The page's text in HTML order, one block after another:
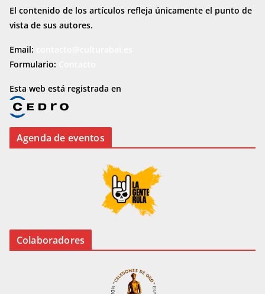
El contenido de los artículos refleja únicamente el punto de
vista de sus autores.
Email:
Formulario:
Esta web está registrada en
Agenda de eventos
Colaboradores